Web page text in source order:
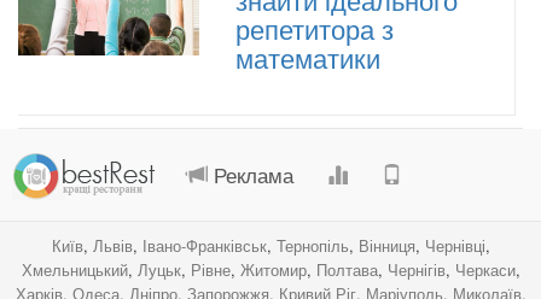
репетитора з
математики
Реклама
Київ, Львів, Івано-Франківськ, Тернопіль, Вінниця, Чернівці,
Хмельницький, Луцьк, Рівне, Житомир, Полтава, Чернігів, Черкаси,
Харків, Одеса, Дніпро, Запорожжя, Кривий Ріг, Маріуполь, Миколаїв,